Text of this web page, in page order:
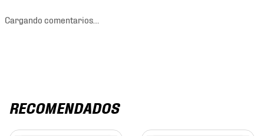
Cargando comentarios…
RECOMENDADOS